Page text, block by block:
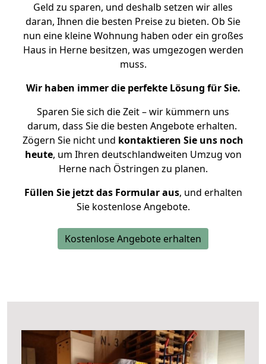
Geld zu sparen, und deshalb setzen wir alles
daran, Ihnen die besten Preise zu bieten. Ob Sie
nun eine kleine Wohnung haben oder ein großes
Haus in Herne besitzen, was umgezogen werden
muss.
Wir haben immer die perfekte Lösung für Sie.
Sparen Sie sich die Zeit – wir kümmern uns
darum, dass Sie die besten Angebote erhalten.
Zögern Sie nicht und kontaktieren Sie uns noch
heute, um Ihren deutschlandweiten Umzug von
Herne nach Östringen zu planen.
Füllen Sie jetzt das Formular aus, und erhalten
Sie kostenlose Angebote.
Kostenlose Angebote erhalten